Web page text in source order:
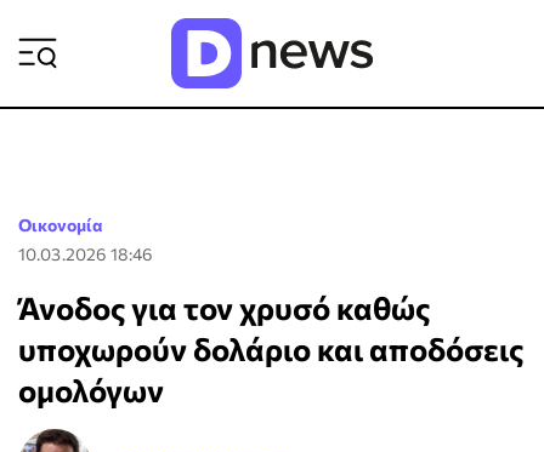
Οικονομία
10.03.2026 18:46
Άνοδος για τον χρυσό καθώς
υποχωρούν δολάριο και αποδόσεις
ομολόγων